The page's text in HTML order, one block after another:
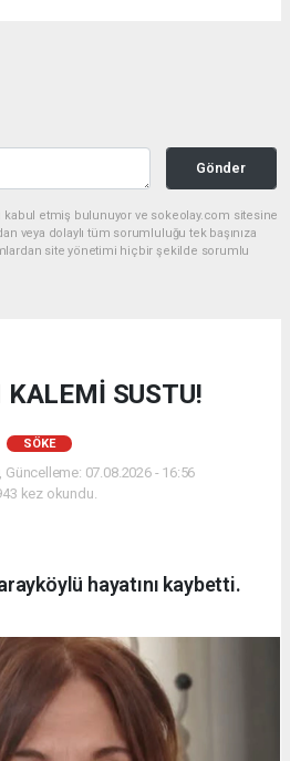
Gönder
kabul etmiş bulunuyor ve sokeolay.com sitesine
veya dolaylı tüm sorumluluğu tek başınıza
site yönetimi hiçbir şekilde sorumlu
KALEMİ SUSTU!
SÖKE
Güncelleme: 07.08.2026 - 16:56
kez okundu.
hayatını kaybetti.